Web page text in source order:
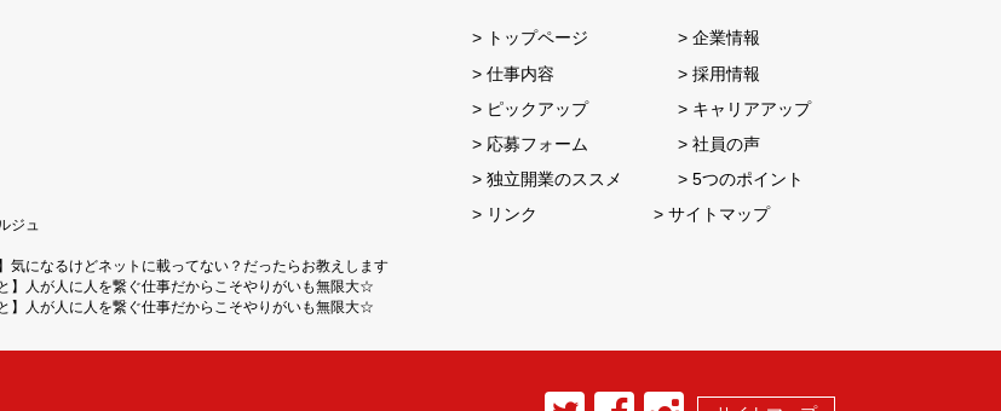
ジュ
気になるけどネットに載ってない？だったらお教えします
】人が人に人を繋ぐ仕事だからこそやりがいも無限大☆
】人が人に人を繋ぐ仕事だからこそやりがいも無限大☆
トップページ
企業情報
仕事内容
採用情報
ピックアップ
キャリアアップ
応募フォーム
社員の声
独立開業のススメ
5つのポイント
リンク
サイトマップ